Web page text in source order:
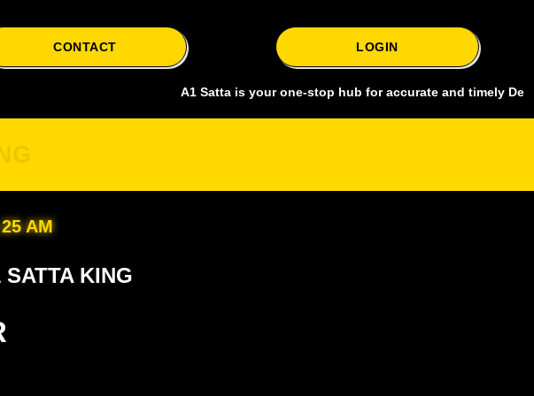
CONTACT LOGIN
A1 Satta is your one-stop hub for accurate and timely Delhi
AM
KING